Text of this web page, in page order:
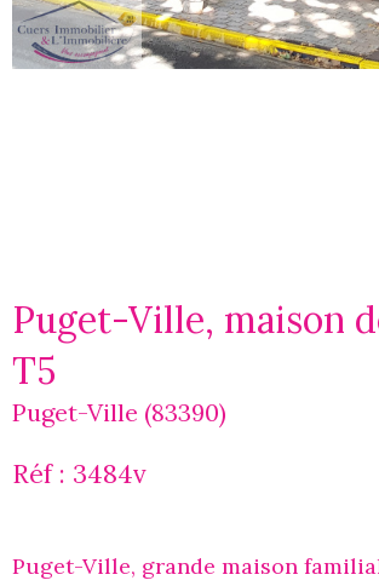
Puget-Ville, maison
T5
Puget-Ville (83390)
Réf : 3484v
Puget-Ville, grande maison